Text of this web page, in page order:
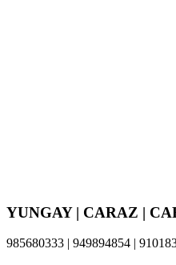
YUNGAY | CARAZ |
985680333 | 949894854 |